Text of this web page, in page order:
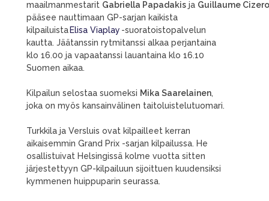
maailmanmestarit Gabriella Papadakis ja Guillaume
pääsee nauttimaan GP-sarjan kaikista
kilpailuista Elisa Viaplay -suoratoistopalvelun
kautta. Jäätanssin rytmitanssi alkaa perjantaina
klo 16.00 ja vapaatanssi lauantaina klo 16.10
Suomen aikaa.
Kilpailun selostaa suomeksi Mika Saarelainen,
joka on myös kansainvälinen taitoluistelutuomari.
Turkkila ja Versluis ovat kilpailleet kerran
aikaisemmin Grand Prix -sarjan kilpailussa. He
osallistuivat Helsingissä kolme vuotta sitten
järjestettyyn GP-kilpailuun sijoittuen kuudensiksi
kymmenen huippuparin seurassa.